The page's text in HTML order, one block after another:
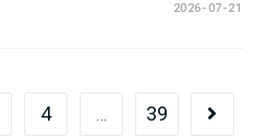
2026-07-21
4 … 39